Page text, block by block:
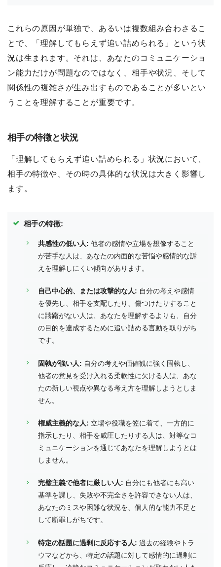
これらの原因が単独で、あるいは複数組み合わさるこ
とで、「理解してもらえず追い詰められる」という状
況は生まれます。それは、あなたのコミュニケーショ
ン能力だけが問題なのではなく、相手や状況、そして
関係性の複雑さが生み出すものであることが多いとい
うことを理解することが重要です。
相手の特徴と状況
「理解してもらえず追い詰められる」状況において、
相手の特徴や、その時の具体的な状況は大きく影響し
ます。
相手の特徴:
共感性の低い人: 他者の感情や立場を想像すること
が苦手な人は、あなたの内面的な苦悩や感情的な訴
えを理解しにくい傾向があります。
自己中心的、または攻撃的な人: 自分の考えや感情
を優先し、相手を支配したり、傷つけたりすること
に躊躇がない人は、あなたを理解するよりも、自分
の目的を達成するために追い詰める言動を取りがち
です。
固執が強い人: 自分の考えや価値観に強く固執し、
他者の意見を受け入れる柔軟性に欠ける人は、あな
たの新しい視点や異なる考え方を理解しようとしま
せん。
権威主義的な人: 立場や役職を笠に着て、一方的に
指示したり、相手を威圧したりする人は、対等なコ
ミュニケーションを通じてあなたを理解しようとは
しません。
完璧主義で他者に厳しい人: 自分にも他者にも高い
基準を課し、失敗や不完全さを許容できない人は、
あなたのミスや困難な状況を、個人的な能力不足と
して断罪しがちです。
特定の話題に過剰に反応する人: 過去の経験やトラ
ウマなどから、特定の話題に対して感情的に過剰に